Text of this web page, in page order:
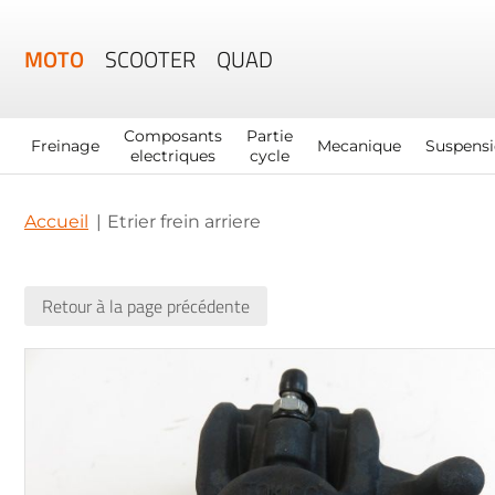
MOTO SCOOTER QUAD
Freinage
Composants
electriques
Partie
cycle
Mecanique
Accueil Etrier frein arriere
Retour à la page précédente